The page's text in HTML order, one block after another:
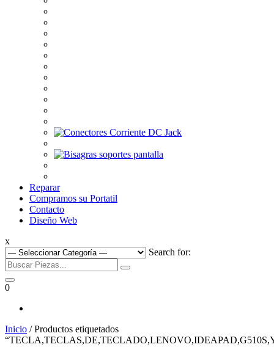
Reparar
Compramos su Portatil
Contacto
Diseño Web
x
Search for:
0
Inicio / Productos etiquetados